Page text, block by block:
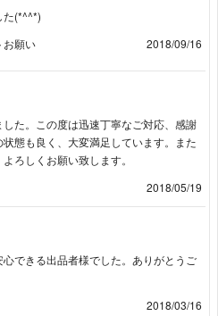
た(*^^*)
願い
2018/09/16
た。この度は迅速丁寧なご対応、感謝
態も良く、大変満足しています。また
ろしくお願い致します。
2018/05/19
できる出品者様でした。ありがとうご
2018/03/16